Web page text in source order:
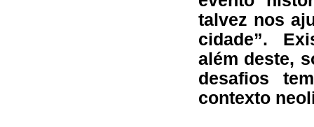
talvez nos
cidade”.
além deste,
desafios
contexto